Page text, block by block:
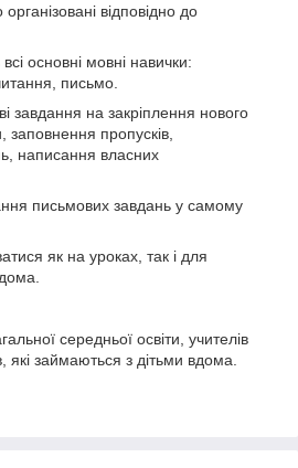
відповідно до
основні мовні навички:
письмо.
завдання на закріплення нового
заповнення пропусків,
написання власних
письмових завдань у самому
як на уроках, так і для
середньої освіти, учителів
які займаються з дітьми вдома.